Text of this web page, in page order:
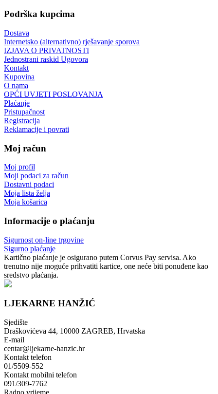
Podrška kupcima
Dostava
Internetsko (alternativno) rješavanje sporova
IZJAVA O PRIVATNOSTI
Jednostrani raskid Ugovora
Kontakt
Kupovina
O nama
OPĆI UVJETI POSLOVANJA
Plaćanje
Pristupačnost
Registracija
Reklamacije i povrati
Moj račun
Moj profil
Moji podaci za račun
Dostavni podaci
Moja lista želja
Moja košarica
Informacije o plaćanju
Sigurnost on-line trgovine
Sigurno plaćanje
Kartično plaćanje je osigurano putem Corvus Pay servisa. Ako
trenutno nije moguće prihvatiti kartice, one neće biti ponuđene kao
sredstvo plaćanja.
LJEKARNE HANŽIĆ
Sjedište
Draškovićeva 44, 10000 ZAGREB, Hrvatska
E-mail
centar@ljekarne-hanzic.hr
Kontakt telefon
01/5509-552
Kontakt mobilni telefon
091/309-7762